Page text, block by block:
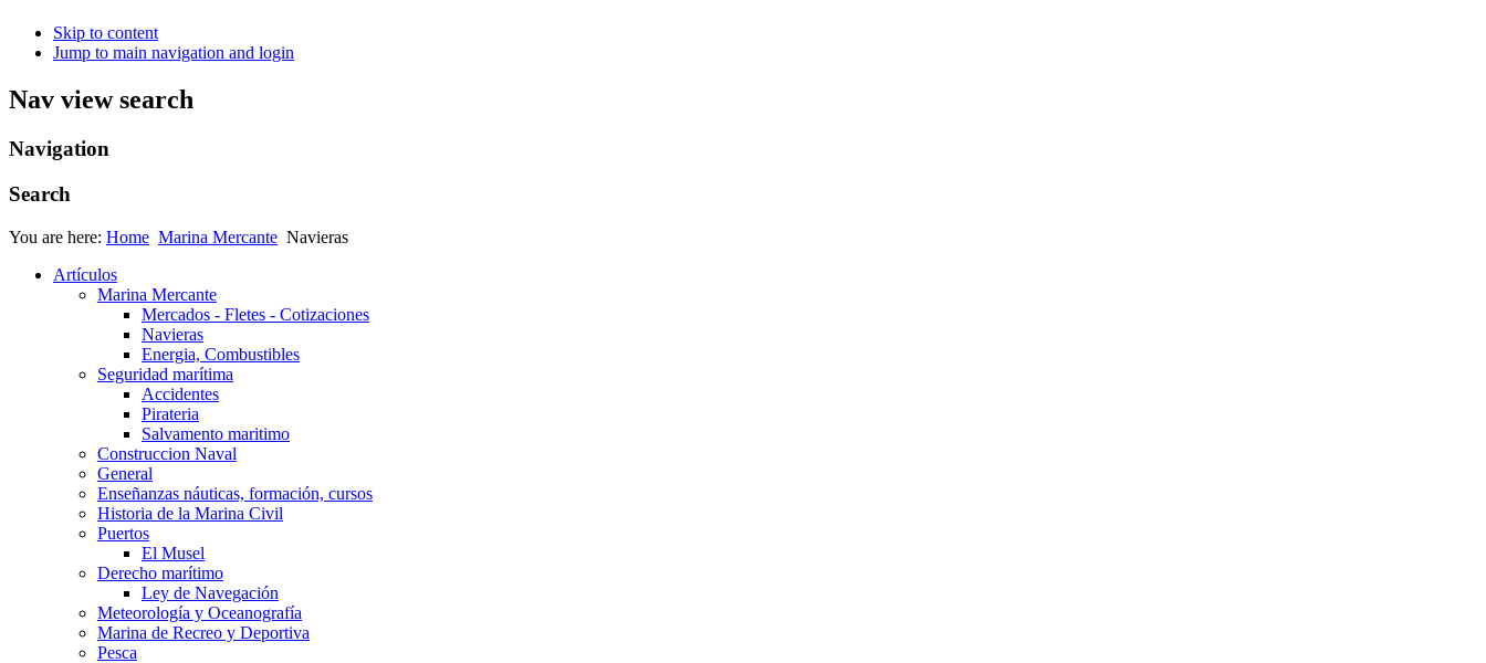
Skip to content
Jump to main navigation and login
Nav view search
Navigation
Search
You are here: Home Marina Mercante Navieras
Artículos
Marina Mercante
Mercados - Fletes - Cotizaciones
Navieras
Energia, Combustibles
Seguridad marítima
Accidentes
Pirateria
Salvamento maritimo
Construccion Naval
General
Enseñanzas náuticas, formación, cursos
Historia de la Marina Civil
Puertos
El Musel
Derecho marítimo
Ley de Navegación
Meteorología y Oceanografía
Marina de Recreo y Deportiva
Pesca